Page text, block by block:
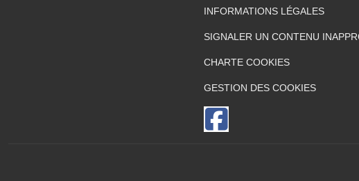
INFORMATIONS LÉGALES
SIGNALER UN CONTENU
CHARTE COOKIES
GESTION DES COOKIES